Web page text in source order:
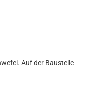
Auf der Baustelle